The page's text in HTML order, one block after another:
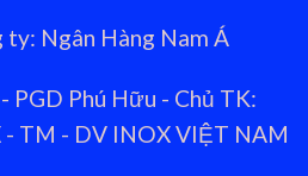
ty: Ngân Hàng Nam Á
PGD Phú Hữu - Chủ TK:
- TM - DV INOX VIỆT NAM